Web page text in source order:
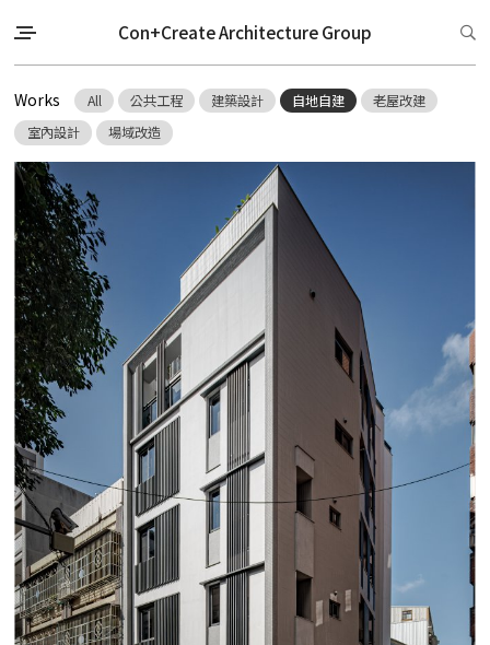
Con+Create Architecture Group
Works All 公共工程 建築設計 自地自建
老屋改建
室內設計
場域改造